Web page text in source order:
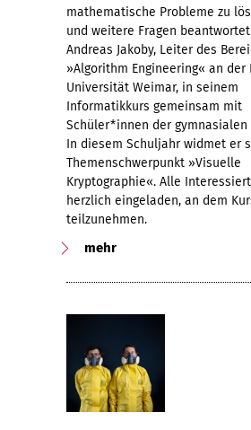
mathematische Probleme zu
und weitere Fragen beantwortet
Andreas Jakoby, Leiter des
»Algorithm Engineering« an der
Universität Weimar, in seinem
Informatikkurs gemeinsam mit
Schüler*innen der gymnasialen
In diesem Schuljahr widmet er
Themenschwerpunkt »Visuelle
Kryptographie«. Alle
herzlich eingeladen, an dem
teilzunehmen.
mehr